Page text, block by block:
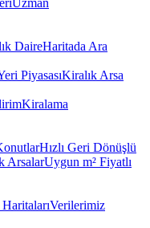
Uzman
DaireHaritada Ara
PiyasasıKiralık Arsa
Kiralama
Hızlı Geri Dönüşlü
ArsalarUygun m² Fiyatlı
Verilerimiz